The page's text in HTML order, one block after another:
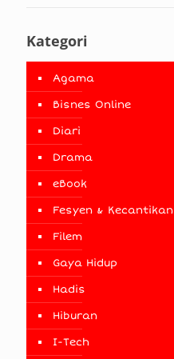
Kategori
Agama
Bisnes Online
Diari
Drama
eBook
Fesyen & Kecantikan
Filem
Gaya Hidup
Hadis
Hiburan
I-Tech